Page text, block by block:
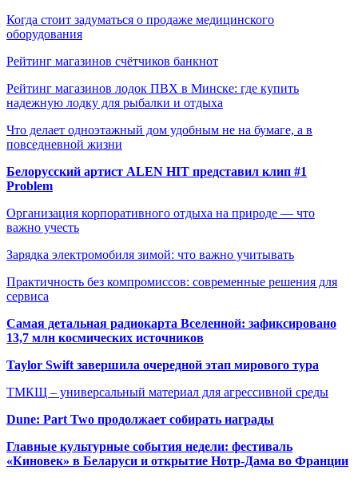
Когда стоит задуматься о продаже медицинского
оборудования
Рейтинг магазинов счётчиков банкнот
Рейтинг магазинов лодок ПВХ в Минске: где купить
надежную лодку для рыбалки и отдыха
Что делает одноэтажный дом удобным не на бумаге, а в
повседневной жизни
Белорусский артист ALEN HIT представил клип #1
Problem
Организация корпоративного отдыха на природе — что
важно учесть
Зарядка электромобиля зимой: что важно учитывать
Практичность без компромиссов: современные решения для
сервиса
Самая детальная радиокарта Вселенной: зафиксировано
13,7 млн космических источников
Taylor Swift завершила очередной этап мирового тура
ТМКЩ – универсальный материал для агрессивной среды
Dune: Part Two продолжает собирать награды
Главные культурные события недели: фестиваль
«Киновек» в Беларуси и открытие Нотр-Дама во Франции